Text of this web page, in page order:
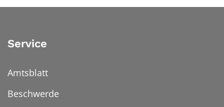
Service
Amtsblatt
Beschwerde